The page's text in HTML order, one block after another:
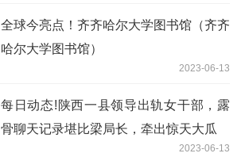
全球今亮点！齐齐哈尔大学图书馆（齐齐
哈尔大学图书馆）
2023-06-13
每日动态!陕西一县领导出轨女干部，露
骨聊天记录堪比梁局长，牵出惊天大瓜
2023-06-13